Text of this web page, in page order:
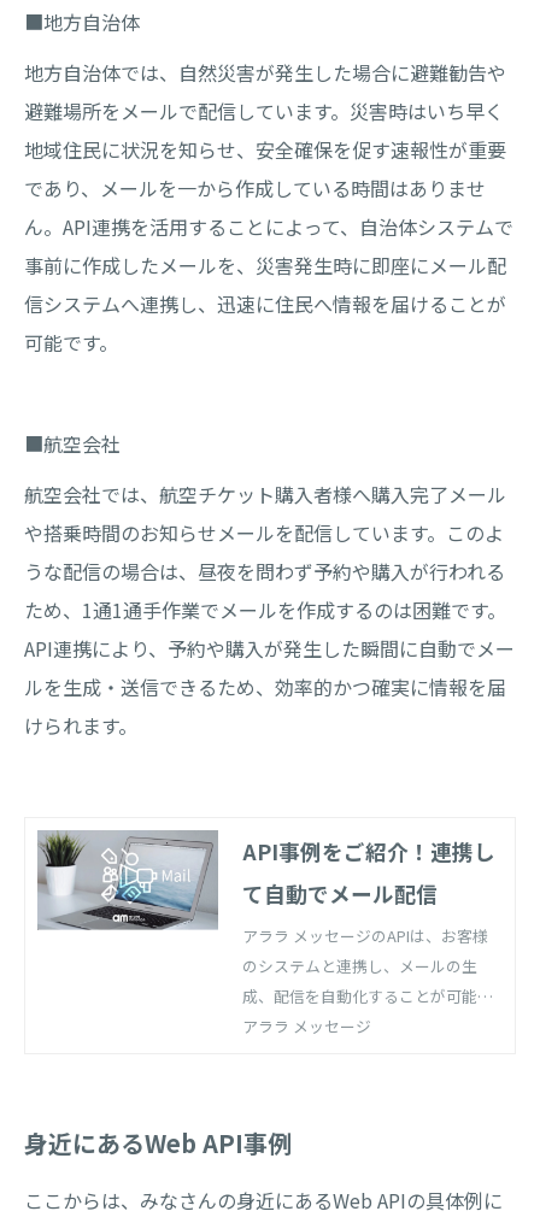
■地方自治体
地方自治体では、自然災害が発生した場合に避難勧告や
避難場所をメールで配信しています。災害時はいち早く
地域住民に状況を知らせ、安全確保を促す速報性が重要
であり、メールを一から作成している時間はありませ
ん。API連携を活用することによって、自治体システムで
事前に作成したメールを、災害発生時に即座にメール配
信システムへ連携し、迅速に住民へ情報を届けることが
可能です。
■航空会社
航空会社では、航空チケット購入者様へ購入完了メール
や搭乗時間のお知らせメールを配信しています。このよ
うな配信の場合は、昼夜を問わず予約や購入が行われる
ため、1通1通手作業でメールを作成するのは困難です。
API連携により、予約や購入が発生した瞬間に自動でメー
ルを生成・送信できるため、効率的かつ確実に情報を届
けられます。
API事例をご紹介！連携し
て自動でメール配信
アララ メッセージのAPIは、お客様
のシステムと連携し、メールの生
成、配信を自動化することが可能で
す。開発コストを削減し、大量、高
アララ メッセージ
身近にあるWeb API事例
ここからは、みなさんの身近にあるWeb APIの具体例に